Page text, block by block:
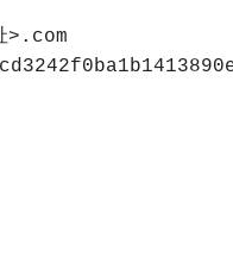
>.com